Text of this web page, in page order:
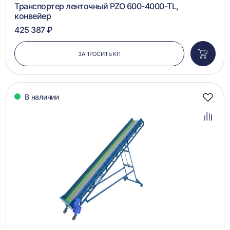
Транспортер ленточный PZO 600-4000-TL,
конвейер
425 387 ₽
ЗАПРОСИТЬ КП
в
В наличии